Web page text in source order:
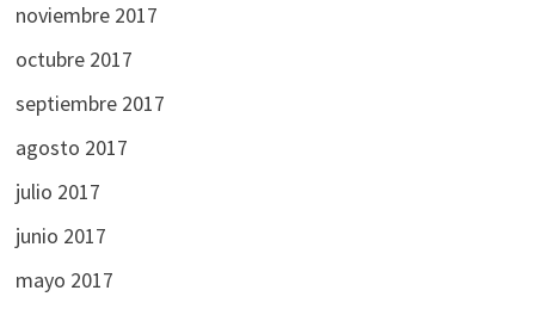
noviembre 2017
octubre 2017
septiembre 2017
agosto 2017
julio 2017
junio 2017
mayo 2017